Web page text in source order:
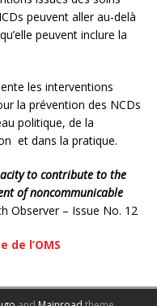
peuvent aller au-delà
peuvent inclure la
les interventions
la prévention des NCDs
politique, de la
et dans la pratique.
to contribute to the
of noncommunicable
Observer – Issue No. 12
l’OMS